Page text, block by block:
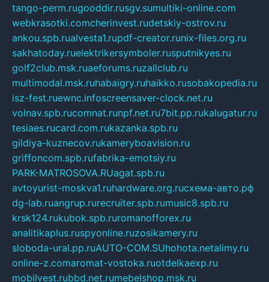
tango-perm.rugooddir.rusgv.sumultiki-online.com
webkrasotki.comcherinvest.rudetskiy-ostrov.ru
ankou.spb.rualvesta1.rupdf-creator.runix-files.org.ru
sakhatoday.ruelektrikersymboler.rusputnikyes.ru
golf2club.msk.ruaeforums.ruzallclub.ru
multimodal.msk.ruhabaigry.ruhaikko.rusobakopedia.ru
isz-fest.ruewnc.infoscreensaver-clock.net.ru
volnav.spb.rucomnat.runpf.net.ru7bit.pp.rukalugatur.ru
tesiaes.rucard.com.rukazanka.spb.ru
gildiya-kuznecov.rukameryboavision.ru
griffoncom.spb.rufabrika-emotsiy.ru
PARK-MATROSOVA.RUagat.spb.ru
avtoyurist-moskva1.ruhardware.org.ruсхема-авто.рф
dg-lab.ruangrup.rurecruiter.spb.rumusic8.spb.ru
krsk124.rukubok.spb.ruromanofforex.ru
analitikaplus.ruspyonline.ruzosikamery.ru
sloboda-ural.pp.ruAUTO-COM.SUhohota.netalimy.ru
online-z.comaromat-vostoka.ruotdelkaexp.ru
mobilvest.rubbd.net.rumebelshop.msk.ru